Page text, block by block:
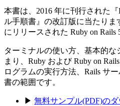
本書は、2016 年に刊行された『
ル手順書』の改訂版に当たりま
にリリースされた Ruby on Rails
ターミナルの使い方、基本的
まり、Ruby および Ruby on
ログラムの実行方法、Rails サ
書の範囲です。
▶ 無料サンプル(PDF)の